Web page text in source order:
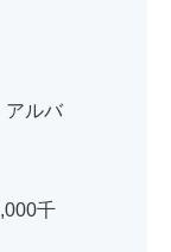
アルバ
千